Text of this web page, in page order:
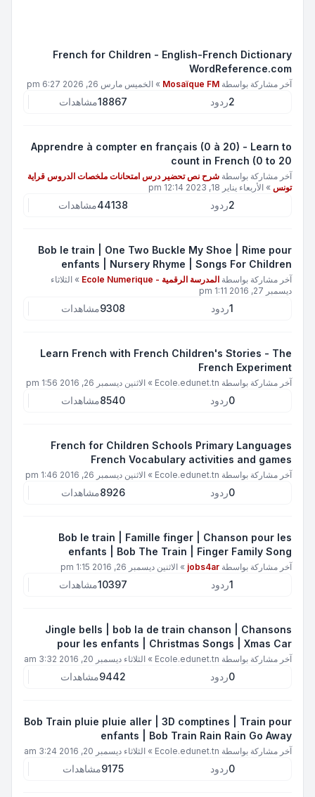
French for Children - English-French Dictionary
WordReference.com
آخر مشاركة بواسطة Mosaïque FM
» الخميس مارس 26, 2026 6:27 pm
2ردود 18867مشاهدات
Apprendre à compter en français (0 à 20) - Learn to
count in French (0 to 20
آخر مشاركة بواسطة شرح نص تحضير درس امتحانات ملخصات الدروس قراية
تونس » الأربعاء يناير 18, 2023 12:14 pm
2ردود 44138مشاهدات
Bob le train | One Two Buckle My Shoe | Rime pour
enfants | Nursery Rhyme | Songs For Children
آخر مشاركة بواسطة المدرسة الرقمية - Ecole Numerique » الثلاثاء
ديسمبر 27, 2016 1:11 pm
1ردود 9308مشاهدات
Learn French with French Children's Stories - The
French Experiment
آخر مشاركة بواسطة Ecole.edunet.tn
» الاثنين ديسمبر 26, 2016 1:56 pm
0ردود 8540مشاهدات
French for Children Schools Primary Languages
French Vocabulary activities and games
آخر مشاركة بواسطة Ecole.edunet.tn
» الاثنين ديسمبر 26, 2016 1:46 pm
0ردود 8926مشاهدات
Bob le train | Famille finger | Chanson pour les
enfants | Bob The Train | Finger Family Song
آخر مشاركة بواسطة jobs4ar
» الاثنين ديسمبر 26, 2016 1:15 pm
1ردود 10397مشاهدات
Jingle bells | bob la de train chanson | Chansons
pour les enfants | Christmas Songs | Xmas Car
آخر مشاركة بواسطة Ecole.edunet.tn
» الثلاثاء ديسمبر 20, 2016 3:32 am
0ردود 9442مشاهدات
Bob Train pluie pluie aller | 3D comptines | Train pour
enfants | Bob Train Rain Rain Go Away
آخر مشاركة بواسطة Ecole.edunet.tn
» الثلاثاء ديسمبر 20, 2016 3:24 am
0ردود 9175مشاهدات